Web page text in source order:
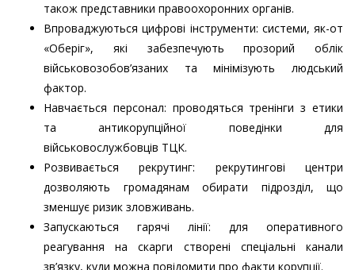
також представники правоохоронних органів.
Впроваджуються цифрові інструменти: системи, як-от
«Оберіг», які забезпечують прозорий облік
військовозобов’язаних та мінімізують людський
фактор.
Навчається персонал: проводяться тренінги з етики
та антикорупційної поведінки для
військовослужбовців ТЦК.
Розвивається рекрутинг: рекрутингові центри
дозволяють громадянам обирати підрозділ, що
зменшує ризик зловживань.
Запускаються гарячі лінії: для оперативного
реагування на скарги створені спеціальні канали
зв’язку, куди можна повідомити про факти корупції.